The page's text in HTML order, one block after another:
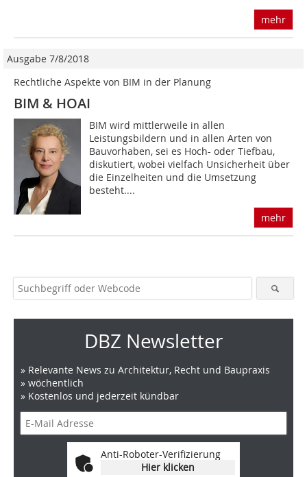
mehr
Ausgabe 7/8/2018
Rechtliche Aspekte von BIM in der Planung
BIM & HOAI
BIM wird mittlerweile in allen
Leistungsbildern und in allen Arten von
Bauvorhaben, sei es Hoch- oder Tiefbau,
diskutiert, wobei vielfach Unsicherheit über
die Einzelheiten und die Umsetzung
besteht....
mehr
DBZ Newsletter
» Relevante News zu Architektur, Recht und Baupraxis
» wöchentlich
» Kostenlos und jederzeit kündbar
Anti-Roboter-Verifizierung
Hier klicken